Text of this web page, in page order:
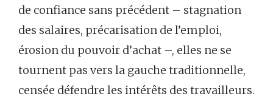
de confiance sans précédent – stagnation
des salaires, précarisation de l’emploi,
érosion du pouvoir d’achat –, elles ne se
tournent pas vers la gauche traditionnelle,
censée défendre les intérêts des travailleurs.